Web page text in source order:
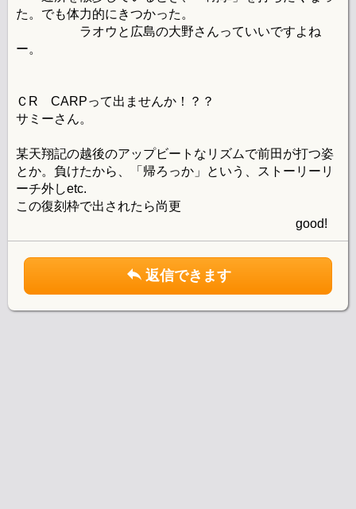
た。でも体力的にきつかった。
ラオウと広島の大野さんっていいですよね
ー。
ＣR CARPって出ませんか！？？
サミーさん。
某天翔記の越後のアップビートなリズムで前田が打つ姿
とか。負けたから、「帰ろっか」という、ストーリーリ
ーチ外しetc.
この復刻枠で出されたら尚更
good!
返信できます